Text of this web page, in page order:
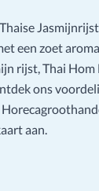
een zoet
rijst, Thai
ons
aan.